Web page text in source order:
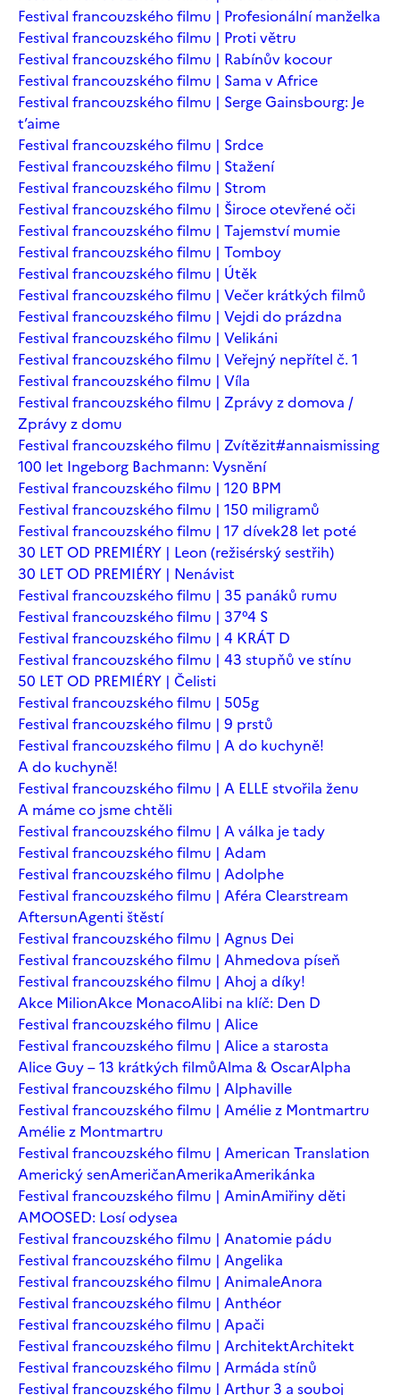
Festival francouzského filmu | Profesionální manželka
Festival francouzského filmu | Proti větru
Festival francouzského filmu | Rabínův kocour
Festival francouzského filmu | Sama v Africe
Festival francouzského filmu | Serge Gainsbourg: Je
t’aime
Festival francouzského filmu | Srdce
Festival francouzského filmu | Stažení
Festival francouzského filmu | Strom
Festival francouzského filmu | Široce otevřené oči
Festival francouzského filmu | Tajemství mumie
Festival francouzského filmu | Tomboy
Festival francouzského filmu | Útěk
Festival francouzského filmu | Večer krátkých filmů
Festival francouzského filmu | Vejdi do prázdna
Festival francouzského filmu | Velikáni
Festival francouzského filmu | Veřejný nepřítel č. 1
Festival francouzského filmu | Víla
Festival francouzského filmu | Zprávy z domova /
Zprávy z domu
Festival francouzského filmu | Zvítězit#annaismissing
100 let Ingeborg Bachmann: Vysnění
Festival francouzského filmu | 120 BPM
Festival francouzského filmu | 150 miligramů
Festival francouzského filmu | 17 dívek28 let poté
30 LET OD PREMIÉRY | Leon (režisérský sestřih)
30 LET OD PREMIÉRY | Nenávist
Festival francouzského filmu | 35 panáků rumu
Festival francouzského filmu | 37°4 S
Festival francouzského filmu | 4 KRÁT D
Festival francouzského filmu | 43 stupňů ve stínu
50 LET OD PREMIÉRY | Čelisti
Festival francouzského filmu | 505g
Festival francouzského filmu | 9 prstů
Festival francouzského filmu | A do kuchyně!
A do kuchyně!
Festival francouzského filmu | A ELLE stvořila ženu
A máme co jsme chtěli
Festival francouzského filmu | A válka je tady
Festival francouzského filmu | Adam
Festival francouzského filmu | Adolphe
Festival francouzského filmu | Aféra Clearstream
AftersunAgenti štěstí
Festival francouzského filmu | Agnus Dei
Festival francouzského filmu | Ahmedova píseň
Festival francouzského filmu | Ahoj a díky!
Akce MilionAkce MonacoAlibi na klíč: Den D
Festival francouzského filmu | Alice
Festival francouzského filmu | Alice a starosta
Alice Guy – 13 krátkých filmůAlma & OscarAlpha
Festival francouzského filmu | Alphaville
Festival francouzského filmu | Amélie z Montmartru
Amélie z Montmartru
Festival francouzského filmu | American Translation
Americký senAmeričanAmerikaAmerikánka
Festival francouzského filmu | AminAmiřiny děti
AMOOSED: Losí odysea
Festival francouzského filmu | Anatomie pádu
Festival francouzského filmu | Angelika
Festival francouzského filmu | AnimaleAnora
Festival francouzského filmu | Anthéor
Festival francouzského filmu | Apači
Festival francouzského filmu | ArchitektArchitekt
Festival francouzského filmu | Armáda stínů
Festival francouzského filmu | Arthur 3 a souboj